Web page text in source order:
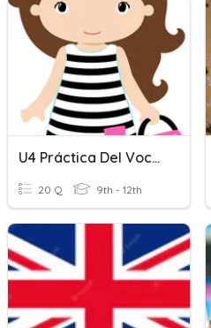
U4 Práctica Del Vocabulario
20 Q 9th - 12th